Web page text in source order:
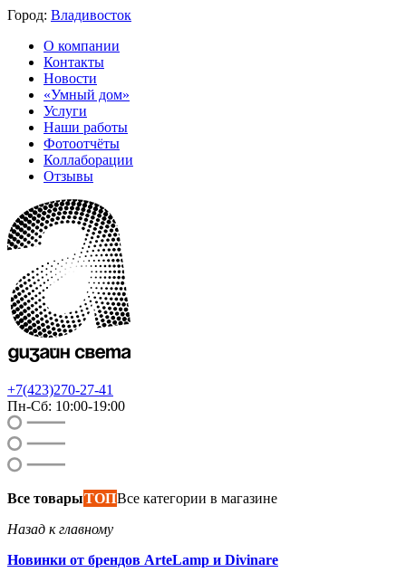
Город: Владивосток
О компании
Контакты
Новости
«Умный дом»
Услуги
Наши работы
Фотоотчёты
Коллаборации
Отзывы
+7(423)270-27-41
Пн-Сб: 10:00-19:00
Все товарыТОПВсе категории в магазине
Назад к главному
Новинки от брендов ArteLamp и Divinare